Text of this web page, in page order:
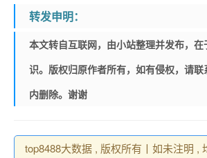
转发申明：
本文转自互联网，由小站整理并发布，
识。版权归原作者所有，如有侵权，请
内删除。谢谢
top8488大数据 , 版权所有丨如未注明 ,